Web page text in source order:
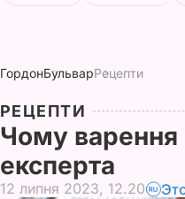
ГордонБульварРецепти
РЕЦЕПТИ
Чому варення
експерта
12 липня 2023, 12.20